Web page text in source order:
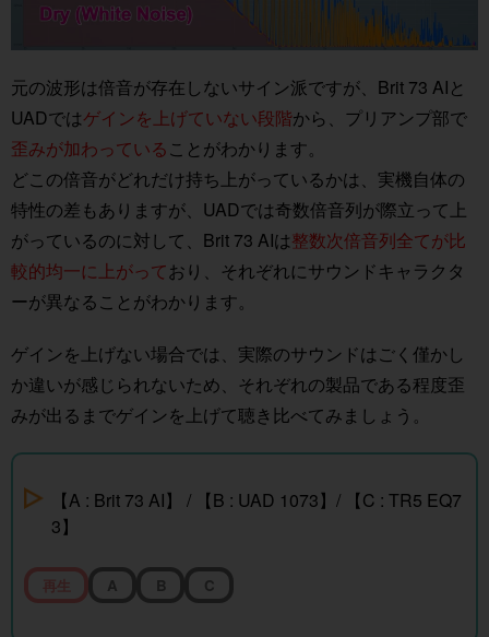
元の波形は倍音が存在しないサイン派ですが、Brit 73 AIと
UADではゲインを上げていない段階から、プリアンプ部で
歪みが加わっている ことがわかります。
どこの倍音がどれだけ持ち上がっているかは、実機自体の
特性の差もありますが、UADでは奇数倍音列が際立って上
がっているのに対して、Brit 73 AIは整数次倍音列全てが比
較的均一に上がっており、それぞれにサウンドキャラクタ
ーが異なることがわかります。
ゲインを上げない場合では、実際のサウンドはごく僅かし
か違いが感じられないため、それぞれの製品である程度歪
みが出るまでゲインを上げて聴き比べてみましょう。
【A : Brit 73 AI】 / 【B : UAD 1073】/ 【C : TR5 EQ7
3】
再生 A B C